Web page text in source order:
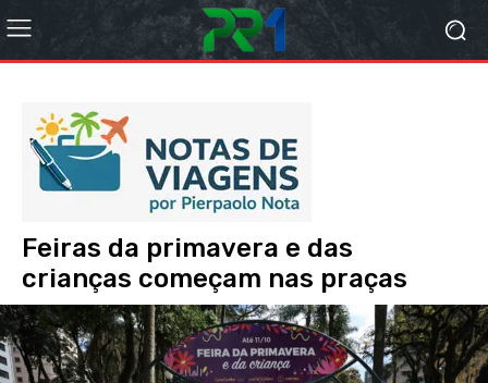
Feiras da primavera e das
crianças começam nas praças